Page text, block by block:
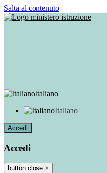
Salta al contenuto
Italiano
Italiano
Accedi
Accedi
button close ×